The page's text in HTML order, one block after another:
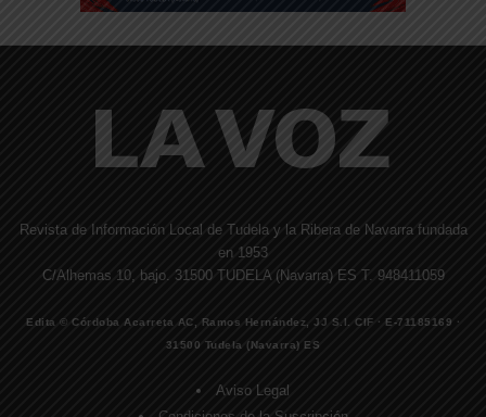
Revista de Información Local de Tudela y la Ribera de Navarra fundada
en 1953
C/Alhemas 10, bajo. 31500 TUDELA (Navarra) ES T. 948411059
Edita © Córdoba Acarreta AC, Ramos Hernández, JJ S.I. CIF · E-71185169 ·
31500 Tudela (Navarra) ES
Aviso Legal